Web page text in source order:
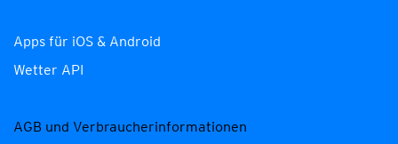
Apps für iOS & Android
Wetter API
AGB und Verbraucherinformationen